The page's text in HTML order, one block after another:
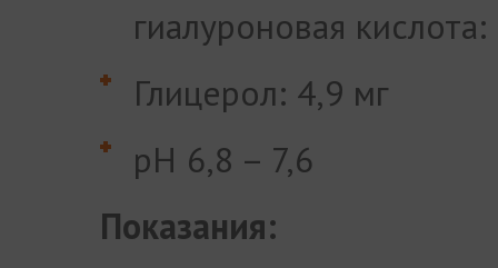
гиалуроновая
Глицерол: 4,9 мг
рН 6,8 – 7,6
Показания: